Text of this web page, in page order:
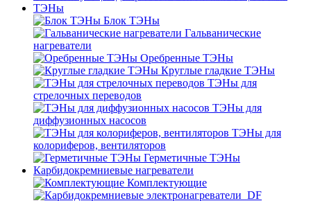
ТЭНы
Блок ТЭНы
Гальванические
нагреватели
Оребренные ТЭНы
Круглые гладкие ТЭНы
ТЭНы для
стрелочных переводов
ТЭНы для
диффузионных насосов
ТЭНы для
колориферов, вентиляторов
Герметичные ТЭНы
Карбидокремниевые нагреватели
Комплектующие